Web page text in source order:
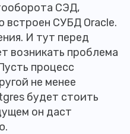
СЭД,
встроен СУБД Oracle.
И тут перед
возникать проблема
процесс
не менее
будет стоить
он даст